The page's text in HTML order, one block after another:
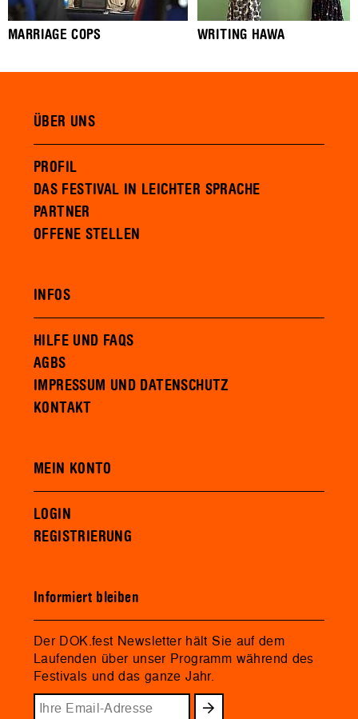
MARRIAGE COPS WRITING HAWA
ÜBER UNS
PROFIL
DAS FESTIVAL IN LEICHTER SPRACHE
PARTNER
OFFENE STELLEN
INFOS
HILFE UND FAQS
AGBS
IMPRESSUM UND DATENSCHUTZ
KONTAKT
MEIN KONTO
LOGIN
REGISTRIERUNG
Informiert bleiben
Der DOK.fest Newsletter hält Sie auf dem
Laufenden über unser Programm während des
Festivals und das ganze Jahr.